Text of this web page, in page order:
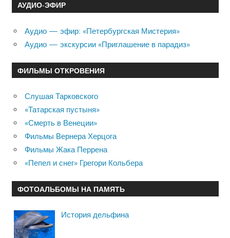
АУДИО-ЭФИР
Аудио — эфир: «Петербургская Мистерия»
Аудио — экскурсии «Приглашение в парадиз»
ФИЛЬМЫ ОТКРОВЕНИЯ
Слушая Тарковского
«Татарская пустыня»
«Смерть в Венеции»
Фильмы Вернера Херцога
Фильмы Жака Перрена
«Пепел и снег» Грегори Кольбера
ФОТОАЛЬБОМЫ НА ПАМЯТЬ
История дельфина